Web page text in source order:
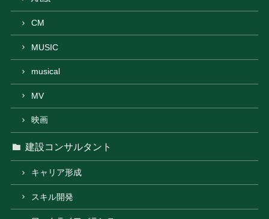
CM
MUSIC
musical
MV
映画
建設コンサルタント
キャリア形成
スキル開発